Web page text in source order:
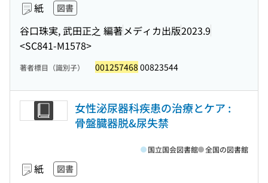
紙 図書
谷口珠実, 武田正之 編著メディカ出版2023.9
<SC841-M1578>
著者標目（識別子） 001257468 00823544
女性泌尿器科疾患の治療とケア :
骨盤臓器脱&尿失禁
紙 図書
国立国会図書館 全国の図書館